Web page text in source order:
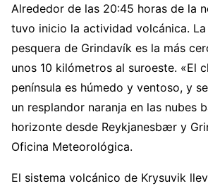
Alrededor de las 20:45 horas de la
tuvo inicio la actividad volcánica.
pesquera de Grindavík es la más
unos 10 kilómetros al suroeste. «El
península es húmedo y ventoso, y
un resplandor naranja en las nubes
horizonte desde Reykjanesbær y
Oficina Meteorológica.
El sistema volcánico de Krysuvik